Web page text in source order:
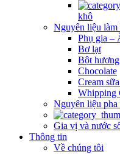
khô
Nguyên liệu làm
Phụ gia –
Bơ lạt
Bột
Chocolate
Cream
Whipping
Nguyên liệu pha
Gia vị và nước
Thông tin
Về chúng tôi